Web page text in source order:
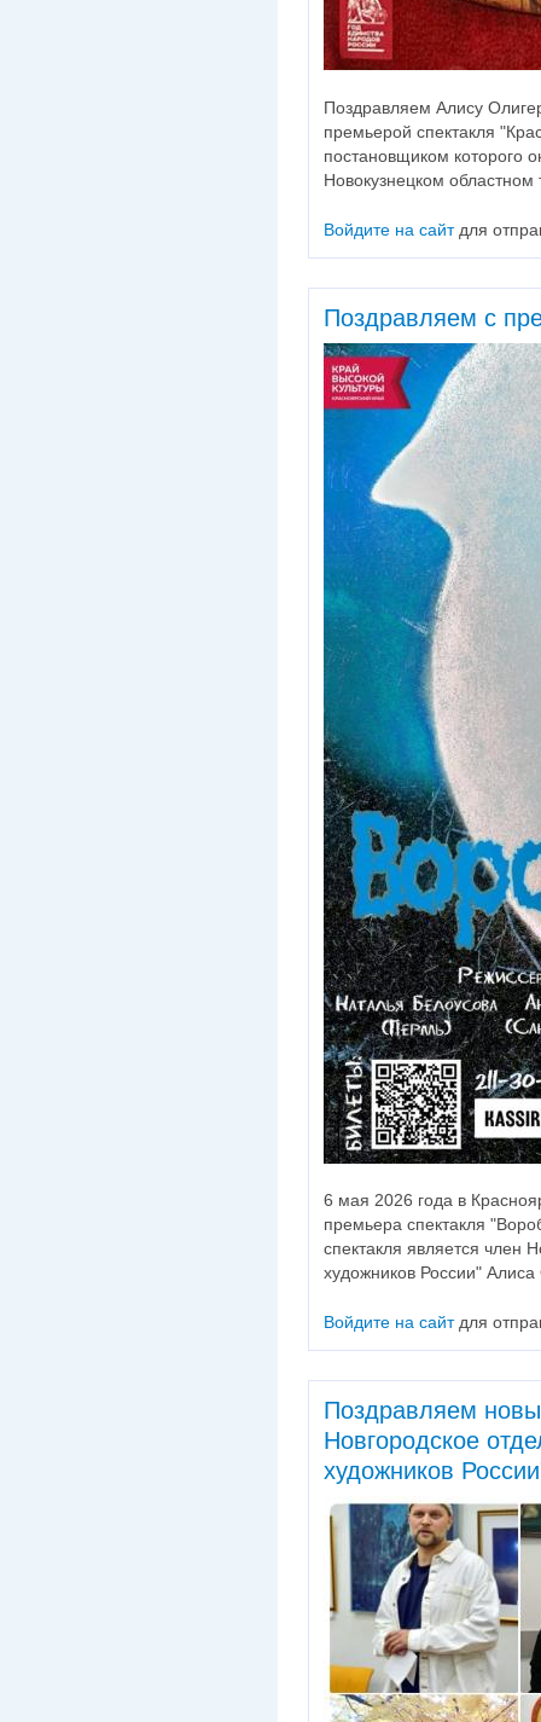
Поздравляем Алису
премьерой спектакля
постановщиком которого
Новокузнецком областном
Войдите на сайтдля
Поздравляем с
6 мая 2026 года в
премьера спектакля
спектакля является член
художников России"
Войдите на сайтдля
Поздравляем
Новгородское
художников